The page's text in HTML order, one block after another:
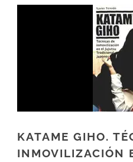
KATAME GIHO.
INMOVILIZACIÓN